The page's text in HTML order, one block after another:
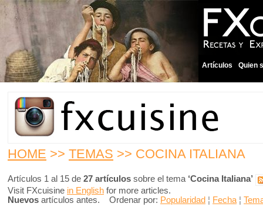
Artículos Quien
HOME >> TEMAS >> COCINA ITALIANA
Artículos 1 al 15 de 27 artículos sobre el tema ‘Cocina Italiana’
Visit FXcuisine in English for more articles.
Nuevos artículos antes. Ordenar por: Popularidad ¦ Fecha ¦